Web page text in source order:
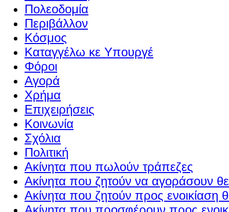
Πολεοδομία
Περιβάλλον
Κόσμος
Καταγγέλω κε Υπουργέ
Φόροι
Αγορά
Χρήμα
Επιχειρήσεις
Κοινωνία
Σχόλια
Πολιτική
Ακίνητα που πωλούν τράπεζες
Ακίνητα που ζητούν να αγοράσουν
Ακίνητα που ζητούν προς ενοικίαση